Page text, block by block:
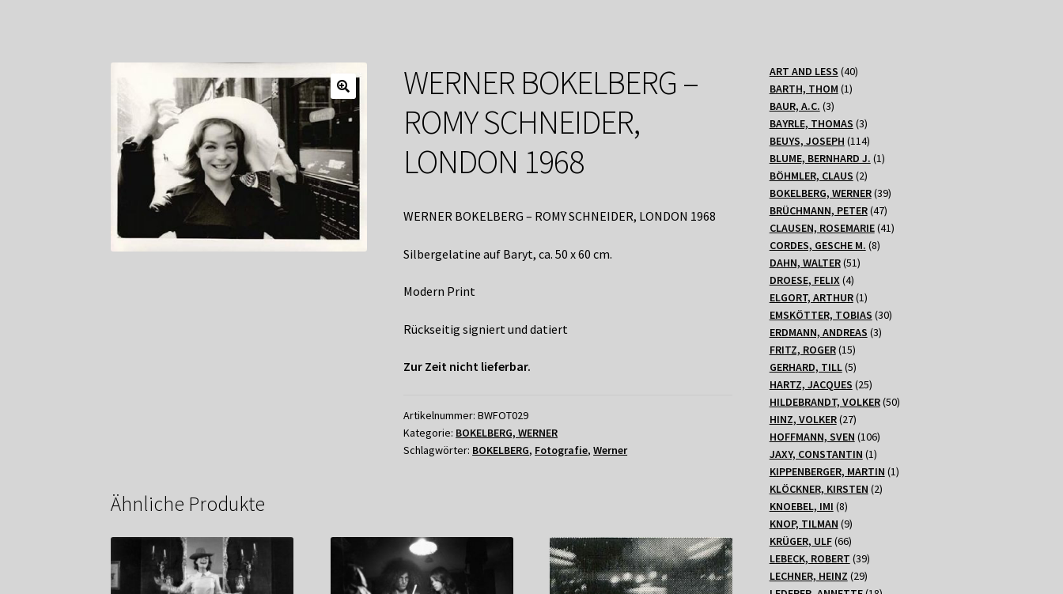
WERNER BOKELBERG –
ROMY SCHNEIDER,
LONDON 1968
WERNER BOKELBERG – ROMY SCHNEIDER, LONDON 1968
Silbergelatine auf Baryt, ca. 50 x 60 cm.
Modern Print
Rückseitig signiert und datiert
Zur Zeit nicht lieferbar.
Artikelnummer:BWFOT029
Kategorie: BOKELBERG, WERNER
Schlagwörter: BOKELBERG, Fotografie,Werner
Ähnliche Produkte
ART AND LESS 4040
BARTH, THOM 11
BAUR, A.C. 33
Produkte
BAYRLE, THOMAS 33
Produkte
BEUYS, JOSEPH 114114
Produkte
BLUME, BERNHARD J. 11
BÖHMLER, CLAUS 22
Produkte
BOKELBERG, WERNER 3939
BRÜCHMANN, PETER 4747
Produkte
CLAUSEN, ROSEMARIE 4141
CORDES, GESCHE M. 88
DAHN, WALTER 5151
DROESE, FELIX 44
Produkte
ELGORT, ARTHUR 11
Produkt
EMSKÖTTER, TOBIAS 3030
ERDMANN, ANDREAS 33
FRITZ, ROGER 1515
Produkte
GERHARD, TILL 55
Produkte
HARTZ, JACQUES 2525
Produkte
HILDEBRANDT, VOLKER 5050
HINZ, VOLKER 2727
Produkte
HOFFMANN, SVEN 106106
Produkte
JAXY, CONSTANTIN 11
Produkt
KIPPENBERGER, MARTIN 11
KLÖCKNER, KIRSTEN 22
KNOEBEL, IMI 88
Produkte
KNOP, TILMAN 99
Produkte
KRÜGER, ULF 6666
Produkte
LEBECK, ROBERT 3939
Produkte
LECHNER, HEINZ 2929